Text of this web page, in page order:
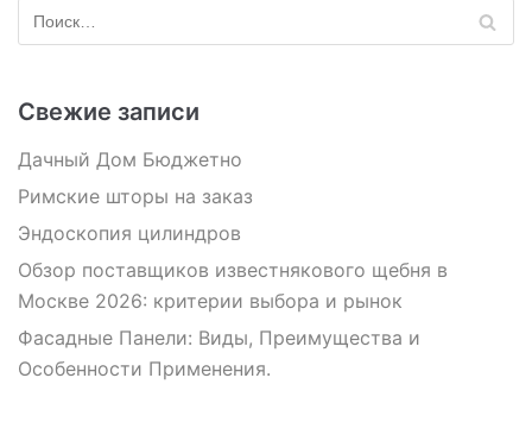
Свежие записи
Дачный Дом Бюджетно
Римские шторы на заказ
Эндоскопия цилиндров
Обзор поставщиков известнякового щебня в
Москве 2026: критерии выбора и рынок
Фасадные Панели: Виды, Преимущества и
Особенности Применения.